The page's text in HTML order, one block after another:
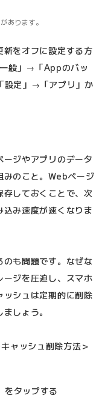
あります。
をオフに設定する方
般」→「Appのバッ
設定」→「アプリ」か
ジやアプリのデータ
みのこと。Webページ
しておくことで、次
み速度が速くなりま
のも問題です。なぜな
ジを圧迫し、スマホ
シュは定期的に削除
しょう。
ャッシュ削除方法＞
をタップする